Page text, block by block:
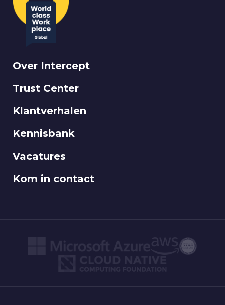
Over Intercept
Trust Center
Klantverhalen
Kennisbank
Vacatures
Kom in contact